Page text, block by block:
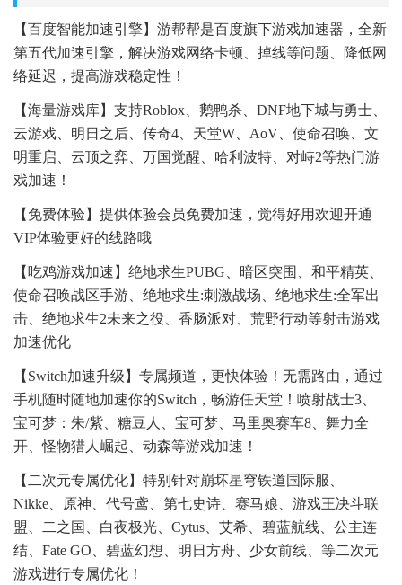
【百度智能加速引擎】游帮帮是百度旗下游戏加速器，全新
第五代加速引擎，解决游戏网络卡顿、掉线等问题、降低网
络延迟，提高游戏稳定性！
【海量游戏库】支持Roblox、鹅鸭杀、DNF地下城与勇士、
云游戏、明日之后、传奇4、天堂W、AoV、使命召唤、文
明重启、云顶之弈、万国觉醒、哈利波特、对峙2等热门游
戏加速！
【免费体验】提供体验会员免费加速，觉得好用欢迎开通
VIP体验更好的线路哦
【吃鸡游戏加速】绝地求生PUBG、暗区突围、和平精英、
使命召唤战区手游、绝地求生:刺激战场、绝地求生:全军出
击、绝地求生2未来之役、香肠派对、荒野行动等射击游戏
加速优化
【Switch加速升级】专属频道，更快体验！无需路由，通过
手机随时随地加速你的Switch，畅游任天堂！喷射战士3、
宝可梦：朱/紫、糖豆人、宝可梦、马里奥赛车8、舞力全
开、怪物猎人崛起、动森等游戏加速！
【二次元专属优化】特别针对崩坏星穹铁道国际服、
Nikke、原神、代号鸢、第七史诗、赛马娘、游戏王决斗联
盟、二之国、白夜极光、Cytus、艾希、碧蓝航线、公主连
结、Fate GO、碧蓝幻想、明日方舟、少女前线、等二次元
游戏进行专属优化！